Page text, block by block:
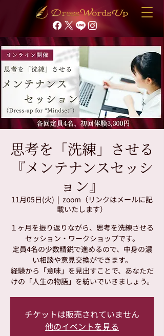
思考を「洗練」させる
『メンテナンスセッシ
ョン』
11月05日(火)
  |
zoom（リンクはメールに記
載いたします）
１ヶ月を振り返りながら、思考を洗練させる
セッション・ワークショップです。
定員4名の少数精鋭で進めるので、中身の濃
い相談や意見交換ができます。
経験から「意味」を見出すことで、あなただ
けの「人生の物語」を紡いでいきましょう。
チケットは販売されていません
他のイベントを見る